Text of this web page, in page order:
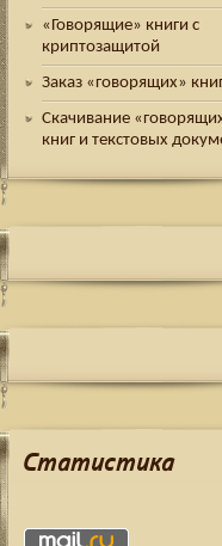
«Говорящие» книги с
криптозащитой
Заказ «говорящих»
Скачивание
книг и текстовых
Статистика